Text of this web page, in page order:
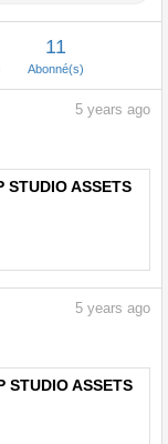
11
Abonné(s)
5 years ago
ASSETS
5 years ago
ASSETS